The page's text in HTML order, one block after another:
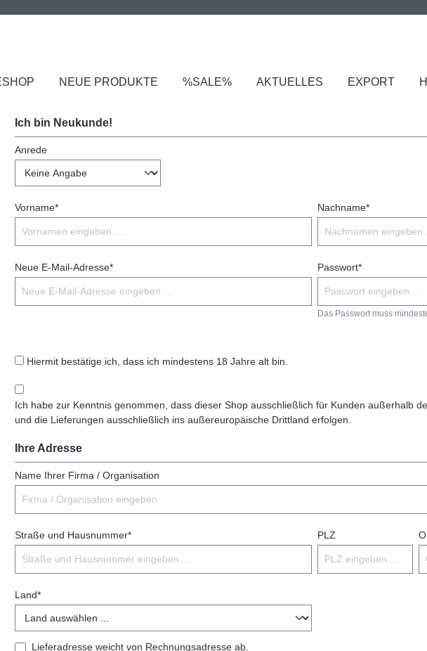
NEUE PRODUKTE %SALE% AKTUELLES EXPORT
Ich bin Neukunde!
Anrede
Vorname* Nachname*
Neue E-Mail-Adresse* Passwort*
Das Passwort muss
Hiermit bestätige ich, dass ich mindestens 18 Jahre alt bin.
Ich habe zur Kenntnis genommen, dass dieser Shop ausschließlich für Kunden außerhalb
und die Lieferungen ausschließlich ins außereuropäische Drittland erfolgen.
Ihre Adresse
Name Ihrer Firma / Organisation
Straße und Hausnummer* PLZ
Land*
Lieferadresse weicht von Rechnungsadresse ab.